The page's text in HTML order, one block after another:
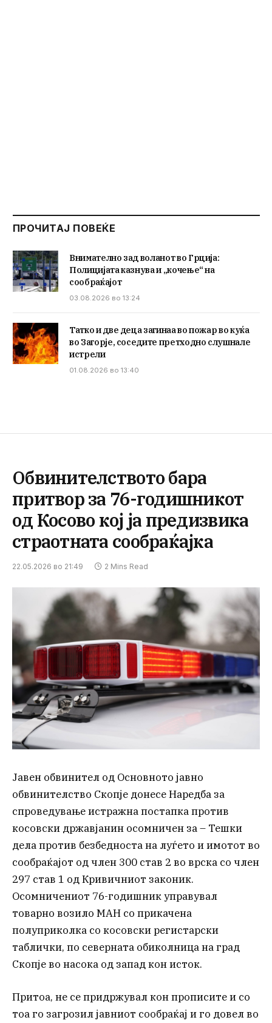
ПРОЧИТАЈ ПОВЕЌЕ
Внимателно зад воланот во Грција:
Полицијата казнува и „кочење“ на
сообраќајот
03.08.2026 во 13:24
Татко и две деца загинаа во пожар во куќа
во Загорје, соседите претходно слушнале
истрели
01.08.2026 во 13:40
Обвинителството бара
притвор за 76-годишникот
oд Косово кој ја предизвика
страотната сообраќајка
22.05.2026 во 21:49 2 Mins Read
Јавен обвинител од Основното јавно
обвинителство Скопје донесе Наредба за
спроведување истражна постапка против
косовски државјанин осомничен за – Тешки
дела против безбедноста на луѓето и имотот во
сообраќајот од член 300 став 2 во врска со член
297 став 1 од Кривичниот законик.
Осомничениот 76-годишник управувал
товарно возилo МАН со прикачена
полуприколка со косовски регистарски
таблички, по северната обиколница на град
Скопје во насока од запад кон исток.
Притоа, не се придржувал кон прописите и со
тоа го загрозил јавниот сообраќај и го довел во